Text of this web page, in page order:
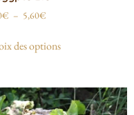
€ – 5,60€
des options